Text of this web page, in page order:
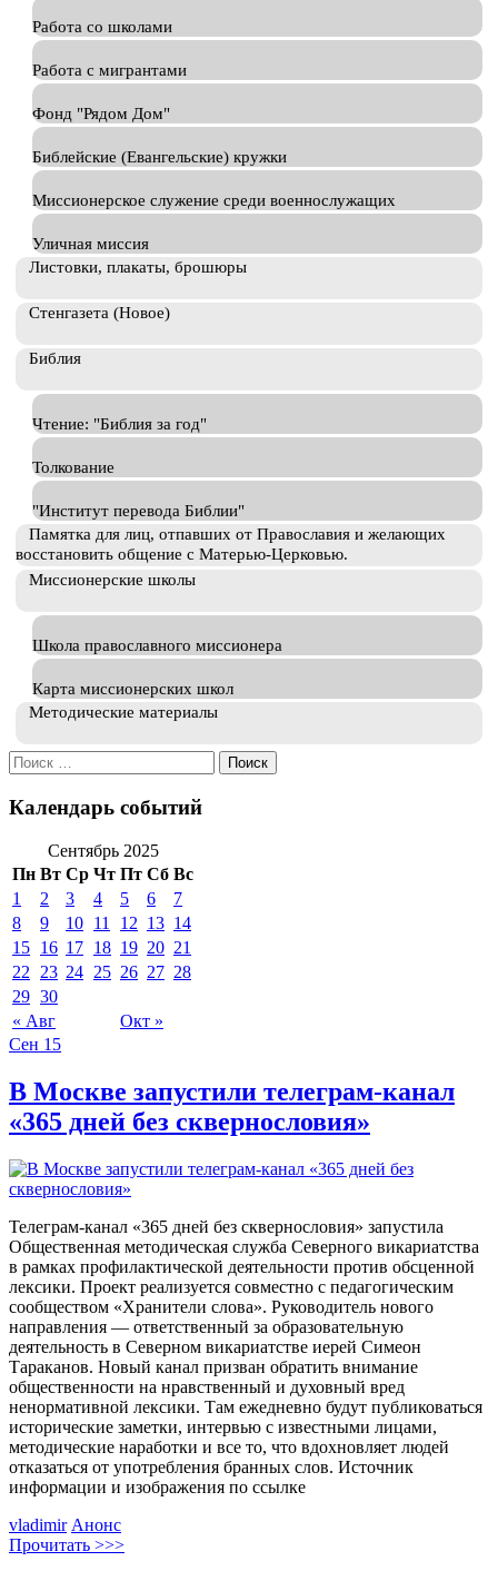
Работа со школами
Работа с мигрантами
Фонд "Рядом Дом"
Библейские (Евангельские) кружки
Миссионерское служение среди военнослужащих
Уличная миссия
Листовки, плакаты, брошюры
Стенгазета (Новое)
Библия
Чтение: "Библия за год"
Толкование
"Институт перевода Библии"
Памятка для лиц, отпавших от Православия и желающих
восстановить общение с Матерью-Церковью.
Миссионерские школы
Школа православного миссионера
Карта миссионерских школ
Методические материалы
Искать:
Календарь событий
Сентябрь 2025
Пн Вт Ср Чт Пт Сб Вс
« Авг Окт »
1 2 3 4 5 6
7
8
9 10 11 12 13 14
15 16 17 18 19 20 21
22
23 24 25 26 27 28
29 30
Сен 15
В Москве запустили телеграм-канал
«365 дней без сквернословия»
Телеграм-канал «365 дней без сквернословия» запустила
Общественная методическая служба Северного викариатства
в рамках профилактической деятельности против обсценной
лексики. Проект реализуется совместно с педагогическим
сообществом «Хранители слова». Руководитель нового
направления — ответственный за образовательную
деятельность в Северном викариатстве иерей Симеон
Тараканов. Новый канал призван обратить внимание
общественности на нравственный и духовный вред
ненормативной лексики. Там ежедневно будут публиковаться
исторические заметки, интервью с известными лицами,
методические наработки и все то, что вдохновляет людей
отказаться от употребления бранных слов. Источник
информации и изображения по ссылке
vladimir Анонс
Прочитать >>>